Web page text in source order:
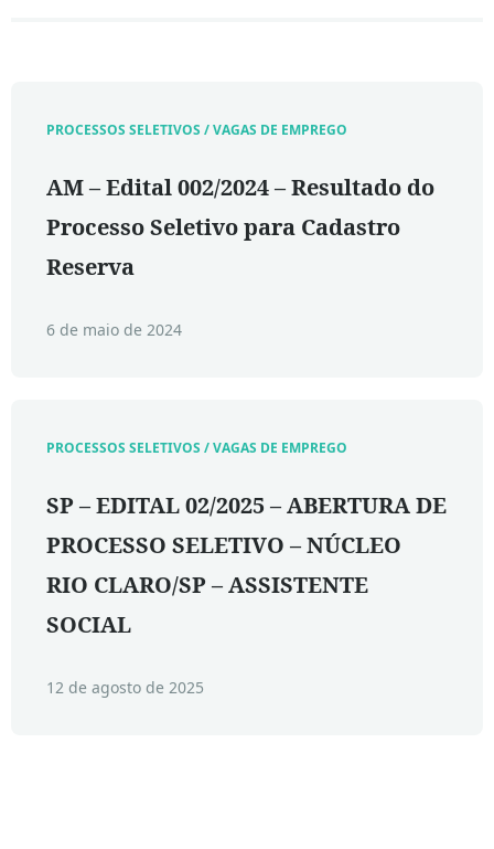
PROCESSOS SELETIVOS / VAGAS DE EMPREGO
AM – Edital 002/2024 – Resultado do
Processo Seletivo para Cadastro
Reserva
6 de maio de 2024
PROCESSOS SELETIVOS / VAGAS DE EMPREGO
SP – EDITAL 02/2025 – ABERTURA DE
PROCESSO SELETIVO – NÚCLEO
RIO CLARO/SP – ASSISTENTE
SOCIAL
12 de agosto de 2025